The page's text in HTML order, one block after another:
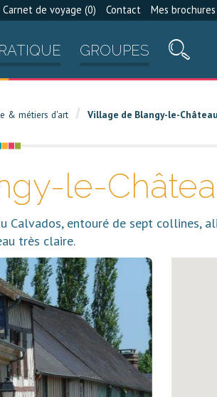
Carnet de voyage (0) Contact Mes brochures
GROUPES
& métiers d'art Village de Blangy-le-Château
le-
entouré de sept collines,
très claire.